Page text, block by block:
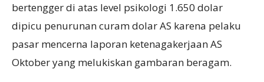
bertengger di atas level psikologi 1.650 dolar
dipicu penurunan curam dolar AS karena pelaku
pasar mencerna laporan ketenagakerjaan AS
Oktober yang melukiskan gambaran beragam.